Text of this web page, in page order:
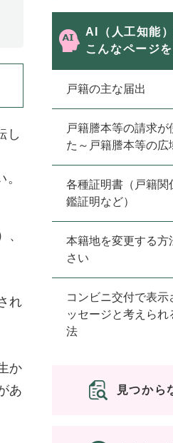
し
、
れ
か
あ
AI（人工知能
こんなページ
戸籍の主な届出
戸籍謄本等の請求が
た～戸籍謄本等の広
各種証明書（戸籍関
鑑証明など）
本籍地を変更する方
さい
コンビニ交付で表示
ッセージと考えら
法
見つから